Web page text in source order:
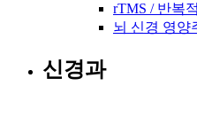
rTMS / 반복
뇌 신경 영양
신경과